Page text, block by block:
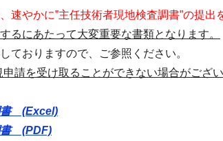
速やかに”主任技術者現地検査調書”の提出
るにあたって大変重要な書類となります。
ておりますので、ご参照ください。
請を受け取ることができない場合がござ
書 (Excel)
書 (PDF)